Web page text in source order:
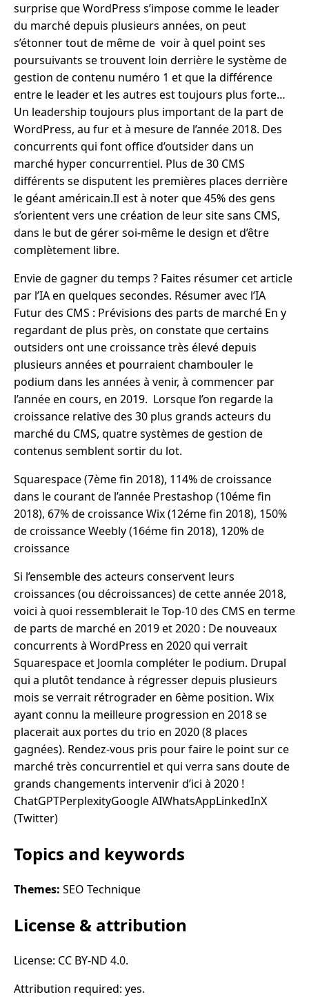
surprise que WordPress s’impose comme le leader
du marché depuis plusieurs années, on peut
s’étonner tout de même de voir à quel point ses
poursuivants se trouvent loin derrière le système de
gestion de contenu numéro 1 et que la différence
entre le leader et les autres est toujours plus forte…
Un leadership toujours plus important de la part de
WordPress, au fur et à mesure de l’année 2018. Des
concurrents qui font office d’outsider dans un
marché hyper concurrentiel. Plus de 30 CMS
différents se disputent les premières places derrière
le géant américain.Il est à noter que 45% des gens
s’orientent vers une création de leur site sans CMS,
dans le but de gérer soi-même le design et d’être
complètement libre.
Envie de gagner du temps ? Faites résumer cet article
par l’IA en quelques secondes. Résumer avec l’IA
Futur des CMS : Prévisions des parts de marché En y
regardant de plus près, on constate que certains
outsiders ont une croissance très élevé depuis
plusieurs années et pourraient chambouler le
podium dans les années à venir, à commencer par
l’année en cours, en 2019. Lorsque l’on regarde la
croissance relative des 30 plus grands acteurs du
marché du CMS, quatre systèmes de gestion de
contenus semblent sortir du lot.
Squarespace (7ème fin 2018), 114% de croissance
dans le courant de l’année Prestashop (10éme fin
2018), 67% de croissance Wix (12éme fin 2018), 150%
de croissance Weebly (16éme fin 2018), 120% de
croissance
Si l’ensemble des acteurs conservent leurs
croissances (ou décroissances) de cette année 2018,
voici à quoi ressemblerait le Top-10 des CMS en terme
de parts de marché en 2019 et 2020 : De nouveaux
concurrents à WordPress en 2020 qui verrait
Squarespace et Joomla compléter le podium. Drupal
qui a plutôt tendance à régresser depuis plusieurs
mois se verrait rétrograder en 6ème position. Wix
ayant connu la meilleure progression en 2018 se
placerait aux portes du trio en 2020 (8 places
gagnées). Rendez-vous pris pour faire le point sur ce
marché très concurrentiel et qui verra sans doute de
grands changements intervenir d’ici à 2020 !
ChatGPTPerplexityGoogle AIWhatsAppLinkedInX
(Twitter)
Topics and keywords
Themes: SEO Technique
License & attribution
License: CC BY-ND 4.0.
Attribution required: yes.